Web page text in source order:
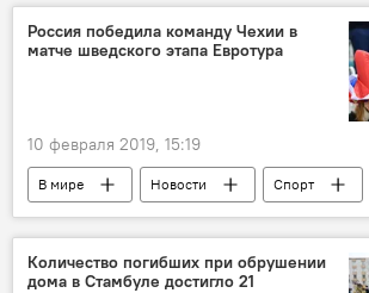
Россия победила команду Чехии в
матче шведского этапа Евротура
10 февраля 2019, 15:19
В мире Новости Спорт
Количество погибших при обрушении
дома в Стамбуле достигло 21